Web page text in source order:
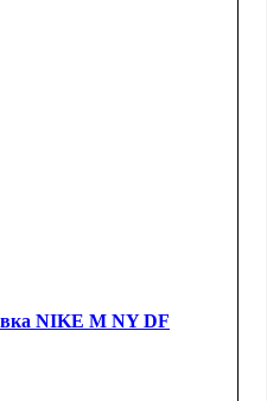
NIKE M NY DF